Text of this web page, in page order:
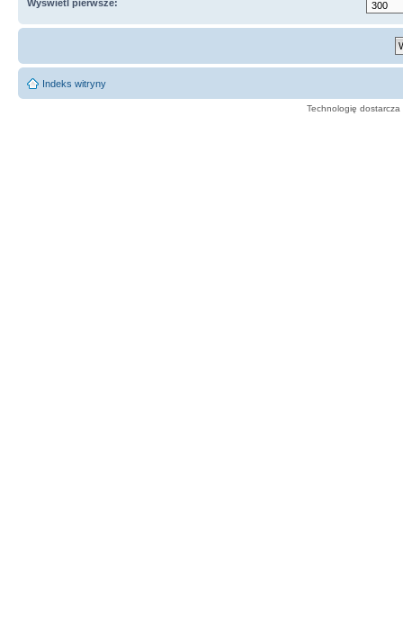
Wyświetl pierwsze:
Indeks witryny
Technologię dostarcza